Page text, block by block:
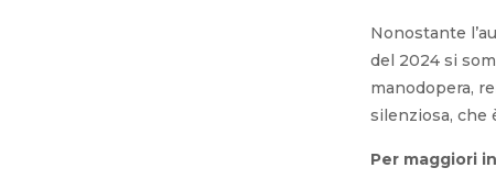
Nonostante
del 2024 si
manodopera,
silenziosa, che
Per maggiori